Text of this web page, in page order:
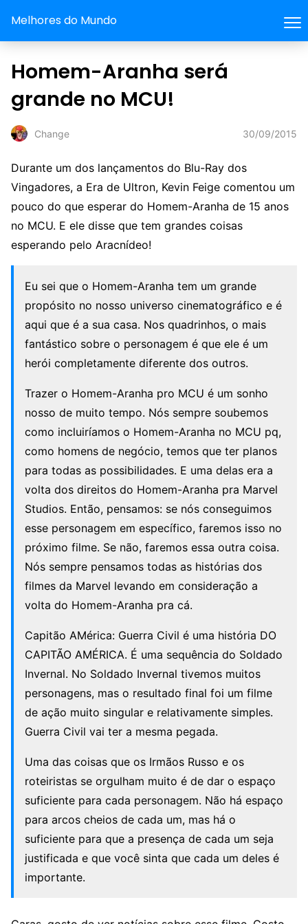
Melhores do Mundo
Homem-Aranha será
grande no MCU!
Change 30/09/2015
Durante um dos lançamentos do Blu-Ray dos
Vingadores, a Era de Ultron, Kevin Feige comentou um
pouco do que esperar do Homem-Aranha de 15 anos
no MCU. E ele disse que tem grandes coisas
esperando pelo Aracnídeo!
Eu sei que o Homem-Aranha tem um grande
propósito no nosso universo cinematográfico e é
aqui que é a sua casa. Nos quadrinhos, o mais
fantástico sobre o personagem é que ele é um
herói completamente diferente dos outros.
Trazer o Homem-Aranha pro MCU é um sonho
nosso de muito tempo. Nós sempre soubemos
como incluiríamos o Homem-Aranha no MCU pq,
como homens de negócio, temos que ter planos
para todas as possibilidades. E uma delas era a
volta dos direitos do Homem-Aranha pra Marvel
Studios. Então, pensamos: se nós conseguimos
esse personagem em específico, faremos isso no
próximo filme. Se não, faremos essa outra coisa.
Nós sempre pensamos todas as histórias dos
filmes da Marvel levando em consideração a
volta do Homem-Aranha pra cá.
Capitão AMérica: Guerra Civil é uma história DO
CAPITÃO AMÉRICA. É uma sequência do Soldado
Invernal. No Soldado Invernal tivemos muitos
personagens, mas o resultado final foi um filme
de ação muito singular e relativamente simples.
Guerra Civil vai ter a mesma pegada.
Uma das coisas que os Irmãos Russo e os
roteiristas se orgulham muito é de dar o espaço
suficiente para cada personagem. Não há espaço
para arcos cheios de cada um, mas há o
suficiente para que a presença de cada um seja
justificada e que você sinta que cada um deles é
importante.